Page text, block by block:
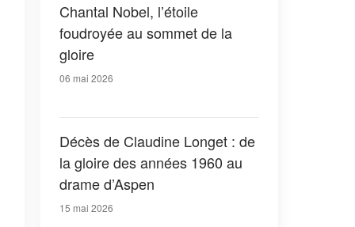
Chantal Nobel, l’étoile
foudroyée au sommet de la
gloire
06 mai 2026
Décès de Claudine Longet : de
la gloire des années 1960 au
drame d’Aspen
15 mai 2026